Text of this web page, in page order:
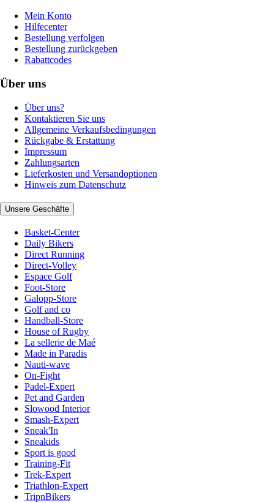
Mein Konto
Hilfecenter
Bestellung verfolgen
Bestellung zurückgeben
Rabattcodes
Über uns
Über uns?
Kontaktieren Sie uns
Allgemeine Verkaufsbedingungen
Rückgabe & Erstattung
Impressum
Zahlungsarten
Lieferkosten und Versandoptionen
Hinweis zum Datenschutz
Unsere Geschäfte
Basket-Center
Daily Bikers
Direct Running
Direct-Volley
Espace Golf
Foot-Store
Galopp-Store
Golf and co
Handball-Store
House of Rugby
La sellerie de Maé
Made in Paradis
Nauti-wave
On-Fight
Padel-Expert
Pet and Garden
Slowood Interior
Smash-Expert
Sneak'In
Sneakids
Sport is good
Training-Fit
Trek-Expert
Triathlon-Expert
TripnBikers